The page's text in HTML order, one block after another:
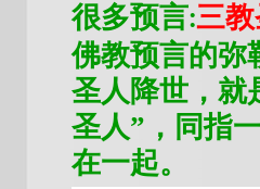
很多预言:三
佛教预言的弥
圣人降世，就
圣人”，同指
在一起。